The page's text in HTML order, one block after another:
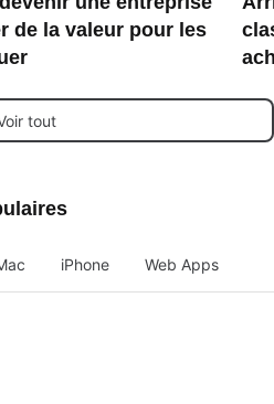
de la valeur pour les
tout
iPhone Web Apps